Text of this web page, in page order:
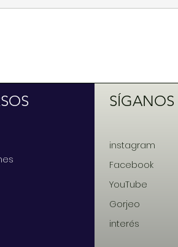
SÍGANOS
instagram
Facebook
YouTube
Gorjeo
interés